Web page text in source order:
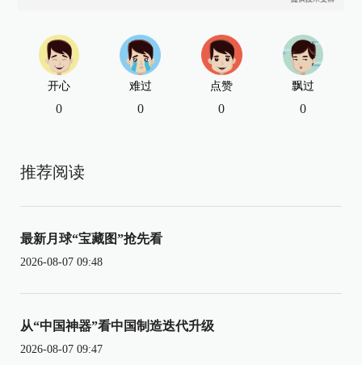
开心
0
难过
0
点赞
0
飘过
0
推荐阅读
最新月球“宝藏图”抢先看
2026-08-07 09:48
从“中国神器”看中国制造迭代升级
2026-08-07 09:47